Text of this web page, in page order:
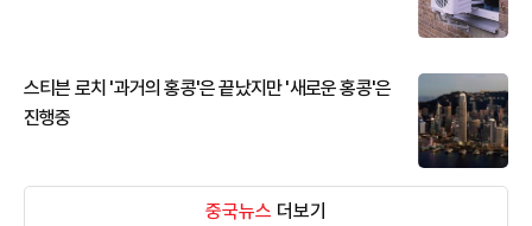
스티븐 로치 '과거의 홍콩'은 끝났지만 '새로운 홍콩'은
진행중
중국뉴스 더보기